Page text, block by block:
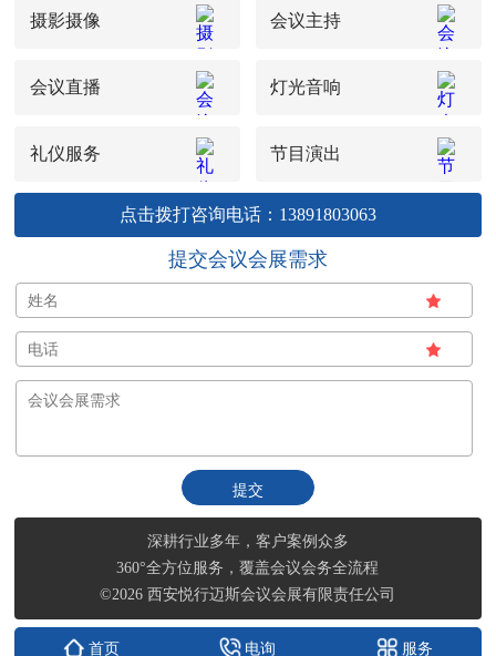
摄影摄像 会议主持
会议直播 灯光音响
礼仪服务 节目演出
点击拨打咨询电话：13891803063
提交会议会展需求
深耕行业多年，客户案例众多
360°全方位服务，覆盖会议会务全流程
©2026 西安悦行迈斯会议会展有限责任公司
首页 电询 服务